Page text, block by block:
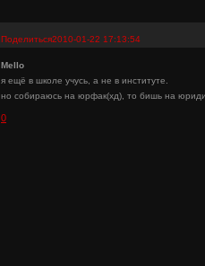
Поделиться2010-01-22 17:13:54
Mello
я ещё в школе учусь, а не в институте.
но собираюсь на юрфак(хд), то бишь на
0